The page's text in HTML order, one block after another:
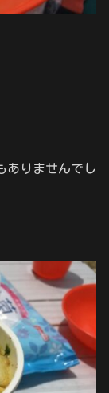
ありませんでし